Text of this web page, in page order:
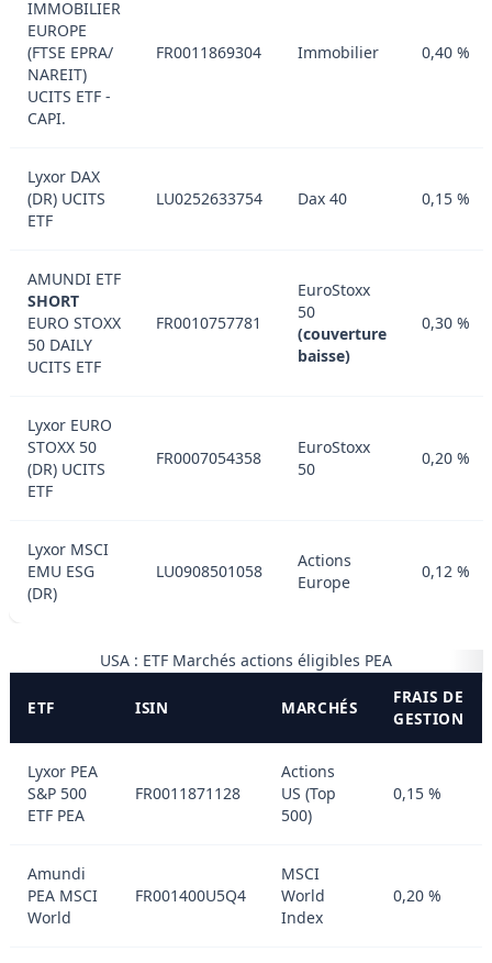
IMMOBILIER
EUROPE
(FTSE EPRA​ /​
NAREIT)
UCITS ETF -
CAPI.
FR0011869304 Immobilier 0,40 %
Lyxor DAX
(DR) UCITS
ETF
LU0252633754 Dax 40 0,15 %
AMUNDI ETF
SHORT
EURO STOXX
50 DAILY
UCITS ETF
FR0010757781
EuroStoxx
50
(couverture
baisse)
0,30 %
Lyxor EURO
STOXX 50
(DR) UCITS
ETF
FR0007054358
EuroStoxx
50
0,20 %
Lyxor MSCI
EMU ESG
(DR)
LU0908501058
Actions
Europe
0,12 %
USA : ETF Marchés actions éligibles PEA
ETF ISIN MARCHÉS
FRAIS DE
GESTION
Lyxor PEA
S&P 500
ETF PEA
FR0011871128
Actions
US (Top
500)
0,15 %
Amundi
PEA MSCI
World
FR001400U5Q4
MSCI
World
Index
0,20 %